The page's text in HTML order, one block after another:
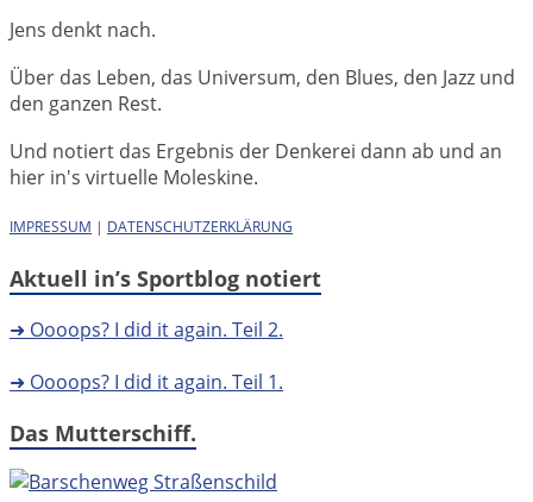
Jens denkt nach.
Über das Leben, das Universum, den Blues, den Jazz und
den ganzen Rest.
Und notiert das Ergebnis der Denkerei dann ab und an
hier in's virtuelle Moleskine.
IMPRESSUM | DATENSCHUTZERKLÄRUNG
Aktuell in’s Sportblog notiert
➜ Oooops? I did it again. Teil 2.
➜ Oooops? I did it again. Teil 1.
Das Mutterschiff.